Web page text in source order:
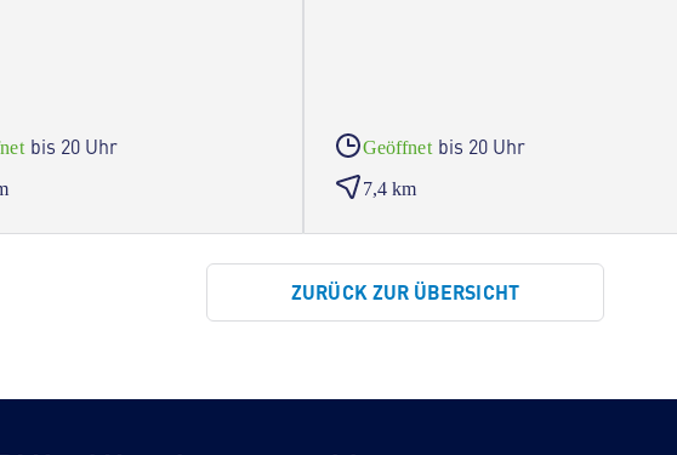
bis 20 Uhr Geöffnet bis 20 Uhr
7,4 km
ZURÜCK ZUR ÜBERSICHT